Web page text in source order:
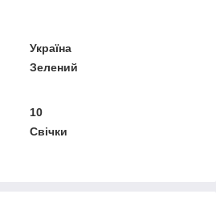
Україна
Зелений
10
Свічки